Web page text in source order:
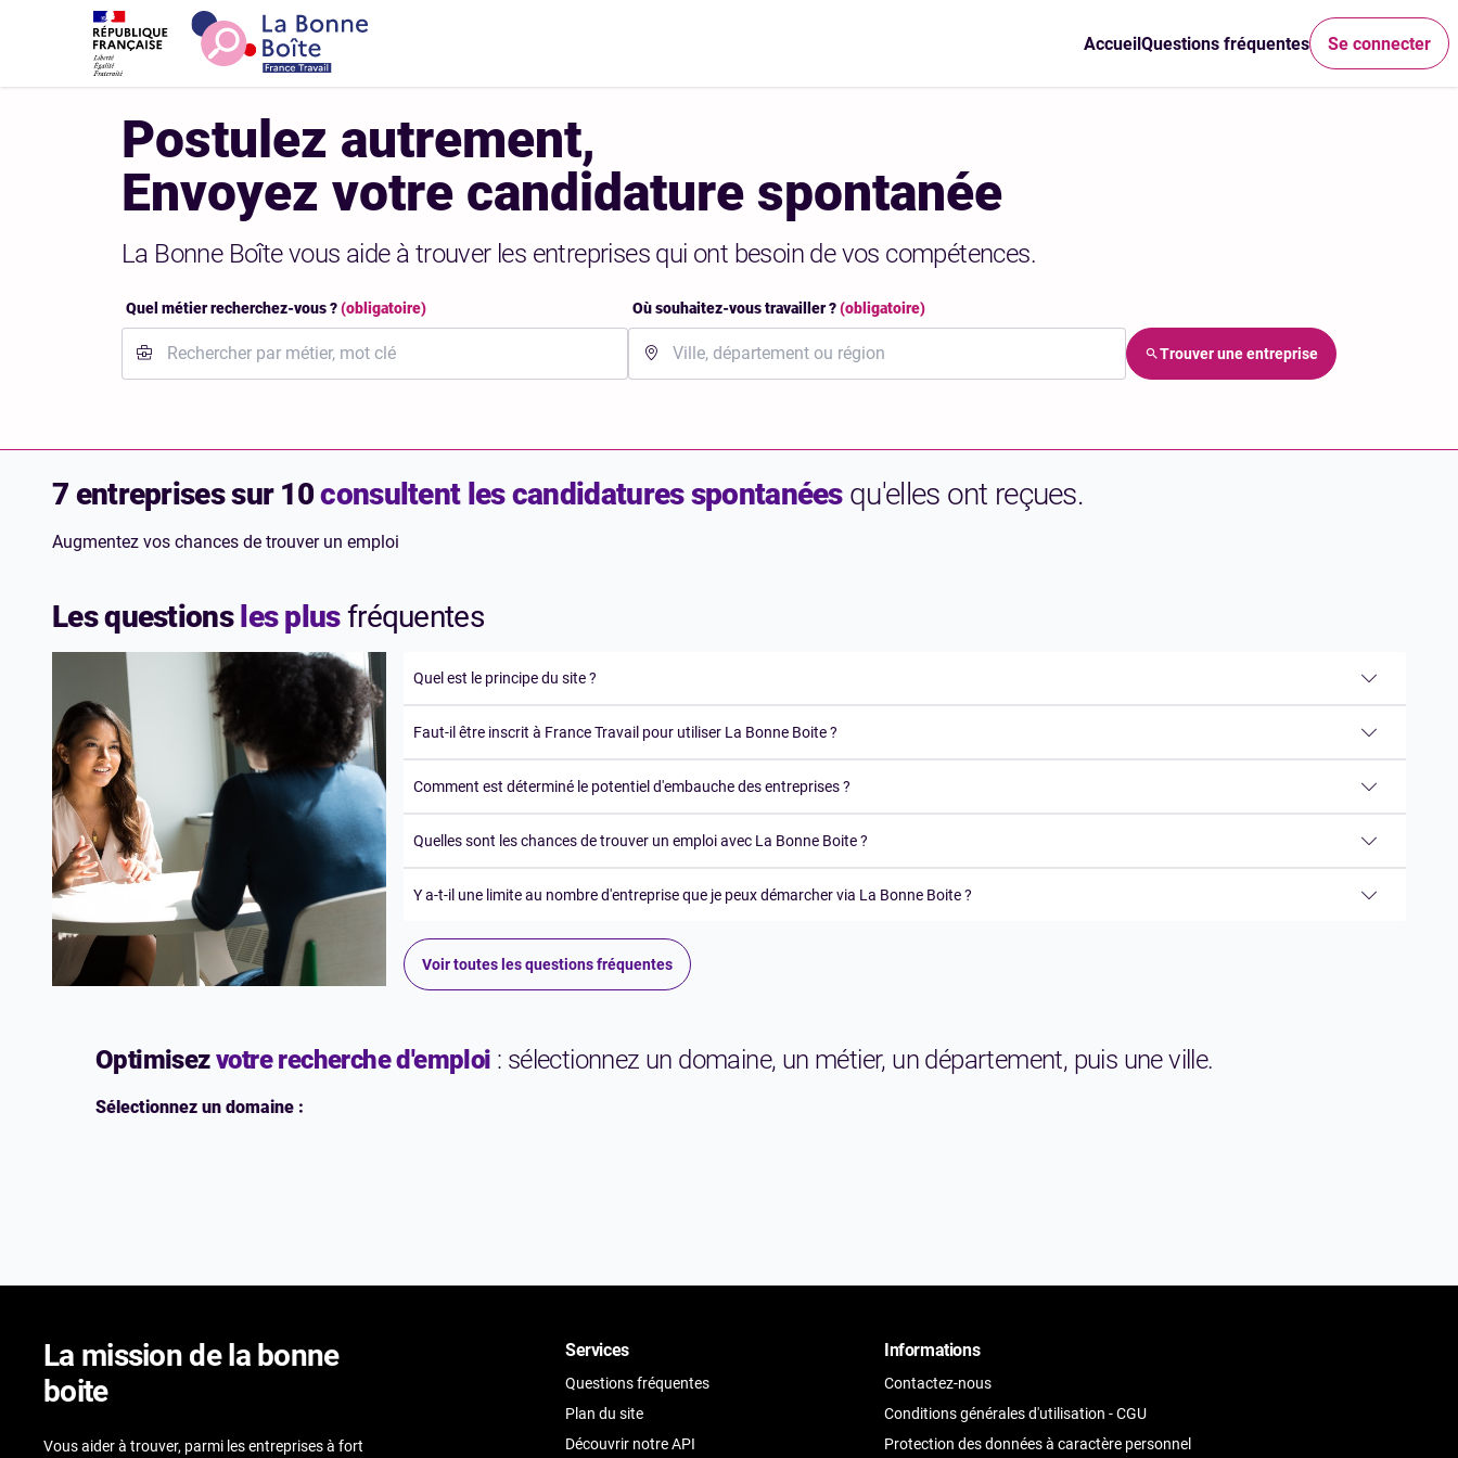
Accéder au contenu principal
Accéder au pied de page
AccueilQuestions fréquentes Se connecter
Postulez autrement,
Envoyez votre candidature spontanée
La Bonne Boîte vous aide à trouver les entreprises qui ont besoin de vos compétences.
Quel métier recherchez-vous ?(obligatoire) Où souhaitez-vous travailler ?(obligatoire)
Trouver une entreprise
7 entreprises sur 10consultent les candidatures spontanées qu'elles ont reçues.
Augmentez vos chances de trouver un emploi
Les questionsles plusfréquentes
Quel est le principe du site ?
Faut-il être inscrit à France Travail pour utiliser La Bonne Boite ?
Comment est déterminé le potentiel d'embauche des entreprises ?
Quelles sont les chances de trouver un emploi avec La Bonne Boite ?
Y a-t-il une limite au nombre d'entreprise que je peux démarcher via La Bonne Boite ?
Voir toutes les questions fréquentes
Optimisezvotre recherche d'emploi : sélectionnez un domaine, un métier, un département, puis une ville.
Sélectionnez un domaine :
La mission de la bonne
boite
Vous aider à trouver, parmi les entreprises à fort
Services
Questions fréquentes
Plan du site
Découvrir notre API
Informations
Contactez-nous
Conditions générales d'utilisation - CGU
Protection des données à caractère personnel